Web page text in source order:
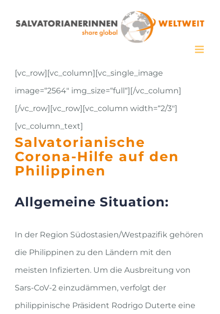
Inhalt
[vc_row][vc_column][vc_single_image
image=“2564″ img_size=“full“][/vc_column]
[/vc_row][vc_row][vc_column width=“2/3″]
[vc_column_text]
Salvatorianische
Corona-Hilfe auf den
Philippinen
Allgemeine Situation:
In der Region Südostasien/Westpazifik gehören
die Philippinen zu den Ländern mit den
meisten Infizierten. Um die Ausbreitung von
Sars-CoV-2 einzudämmen, verfolgt der
philippinische Präsident Rodrigo Duterte eine